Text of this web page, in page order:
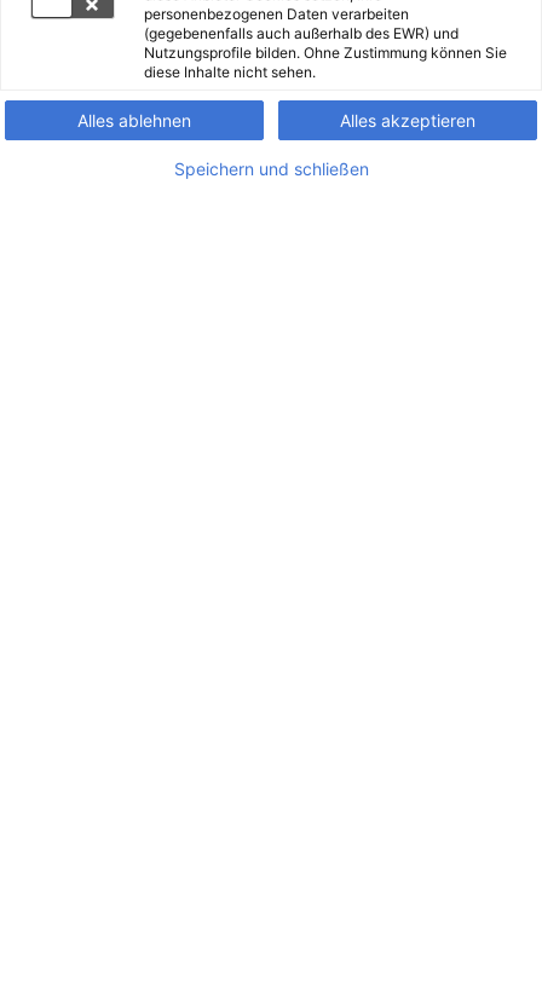
personenbezogenen Daten verarbeiten
(gegebenenfalls auch außerhalb des EWR) und
Nutzungsprofile bilden. Ohne Zustimmung können Sie
diese Inhalte nicht sehen.
Alles ablehnen Alles akzeptieren
Speichern und schließen